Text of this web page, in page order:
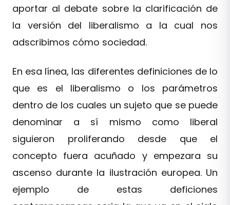
aportar al debate sobre la clarificación de
la versión del liberalismo a la cual nos
adscribimos cómo sociedad.
En esa línea, las diferentes definiciones de lo
que es el liberalismo o los parámetros
dentro de los cuales un sujeto que se puede
denominar a sí mismo como liberal
siguieron proliferando desde que el
concepto fuera acuñado y empezara su
ascenso durante la ilustración europea. Un
ejemplo de estas deficiones